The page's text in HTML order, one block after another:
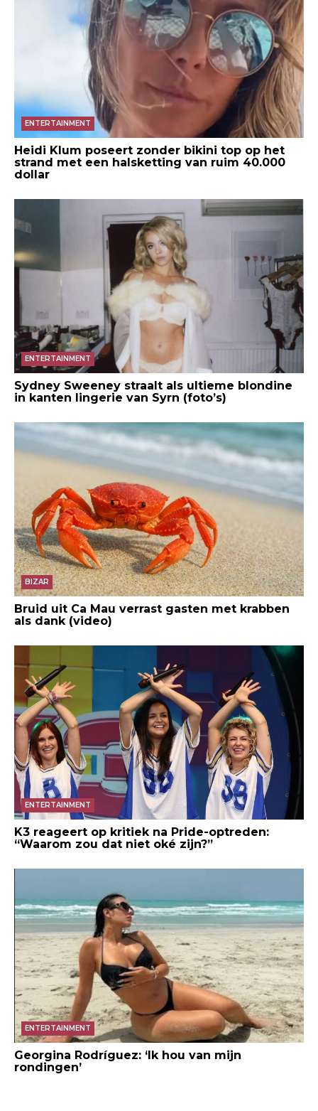
ENTERTAINMENT
Heidi Klum poseert zonder bikini top op het
strand met een halsketting van ruim 40.000
dollar
ENTERTAINMENT
Sydney Sweeney straalt als ultieme blondine
in kanten lingerie van Syrn (foto’s)
BIZAR
Bruid uit Ca Mau verrast gasten met krabben
als dank (video)
ENTERTAINMENT
K3 reageert op kritiek na Pride-optreden:
“Waarom zou dat niet oké zijn?”
ENTERTAINMENT
Georgina Rodríguez: ‘Ik hou van mijn
rondingen’